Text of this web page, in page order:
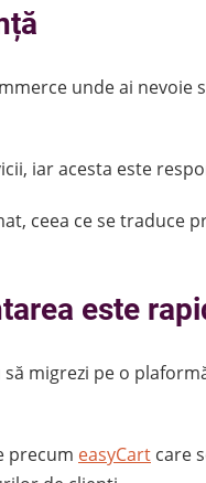
unde ai nevoie
iar acesta este
ceea ce se
este
migrezi pe o
precum easyCart care